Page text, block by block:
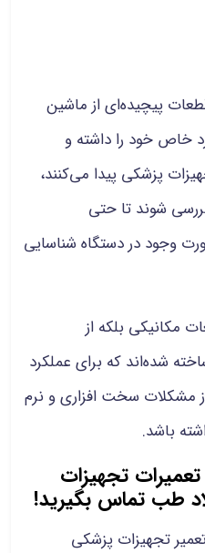
پیچیده‌ای از ماشین
خاص خود را داشته و
پزشکی پیدا می‌کنند،
شوند تا حتی
وجود در دستگاه شناسایی
مکانیکی بلکه از
شده‌اند که برای عملکرد
مشکلات سخت افزاری و نرم
باشد.
تجهیزات
طب تماس بگیرید!
تجهیزات پزشکی